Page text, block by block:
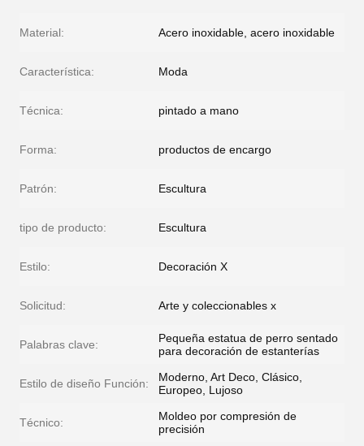
Material: Acero inoxidable, acero inoxidable
Característica: Moda
Técnica: pintado a mano
Forma: productos de encargo
Patrón: Escultura
tipo de producto: Escultura
Estilo: Decoración X
Solicitud: Arte y coleccionables x
Palabras clave:
Pequeña estatua de perro sentado
para decoración de estanterías
Estilo de diseño Función:
Moderno, Art Deco, Clásico,
Europeo, Lujoso
Técnico:
Moldeo por compresión de
precisión